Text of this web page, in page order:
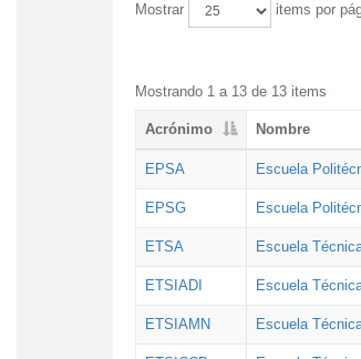
Mostrar items por
Mostrando 1 a 13 de 13 items
Acrónimo Nombre
EPSA Escuela
EPSG Escuela
ETSA Escuela
ETSIADI Escuela
ETSIAMN Escuela